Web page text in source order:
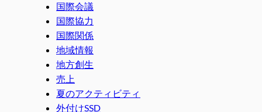
国際会議
国際協力
国際関係
地域情報
地方創生
売上
夏のアクティビティ
外付けSSD